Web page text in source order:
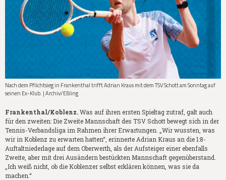
Nach dem Pflichtsieg in Frankenthal trifft Adrian Kraus mit dem TSV Schott am Sonntag auf
seinen Ex-Klub. | Archiv/Eßling
Frankenthal/Koblenz.Was auf ihren ersten Spieltag zutraf, galt auch
für den zweiten: Die Zweite Mannschaft des TSV Schott bewegt sich in der
Tennis-Verbandsliga im Rahmen ihrer Erwartungen. „Wir wussten, was
wir in Koblenz zu erwarten hatten“, erinnerte Adrian Kraus an die 1:8-
Auftaltniederlage auf dem Oberwerth, als der Aufsteiger einer ebenfalls
Zweite, aber mit drei Ausändern bestückten Mannschaft gegenüberstand.
„Ich weiß nicht, ob die Koblenzer selbst erklären können, was sie da
machen.“